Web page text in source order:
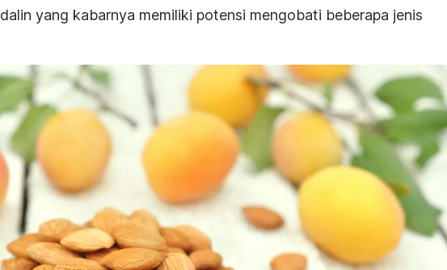
yang kabarnya memiliki potensi mengobati beberapa jenis